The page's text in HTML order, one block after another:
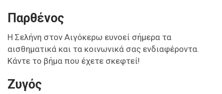
Παρθένος
Η Σελήνη στον Αιγόκερω ευνοεί σήμερα τα
αισθηματικά και τα κοινωνικά σας ενδιαφέροντα.
Κάντε το βήμα που έχετε σκεφτεί!
Ζυγός